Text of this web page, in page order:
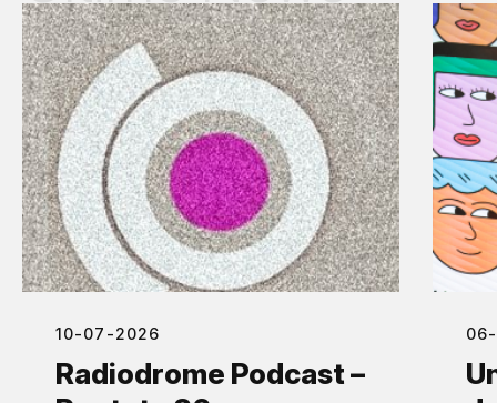
10-07-2026
Radiodrome Podcast –